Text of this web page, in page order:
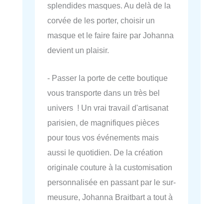
splendides masques. Au delà de la
corvée de les porter, choisir un
masque et le faire faire par Johanna
devient un plaisir.
- Passer la porte de cette boutique
vous transporte dans un très bel
univers ! Un vrai travail d'artisanat
parisien, de magnifiques pièces
pour tous vos événements mais
aussi le quotidien. De la création
originale couture à la customisation
personnalisée en passant par le sur-
meusure, Johanna Braitbart a tout à